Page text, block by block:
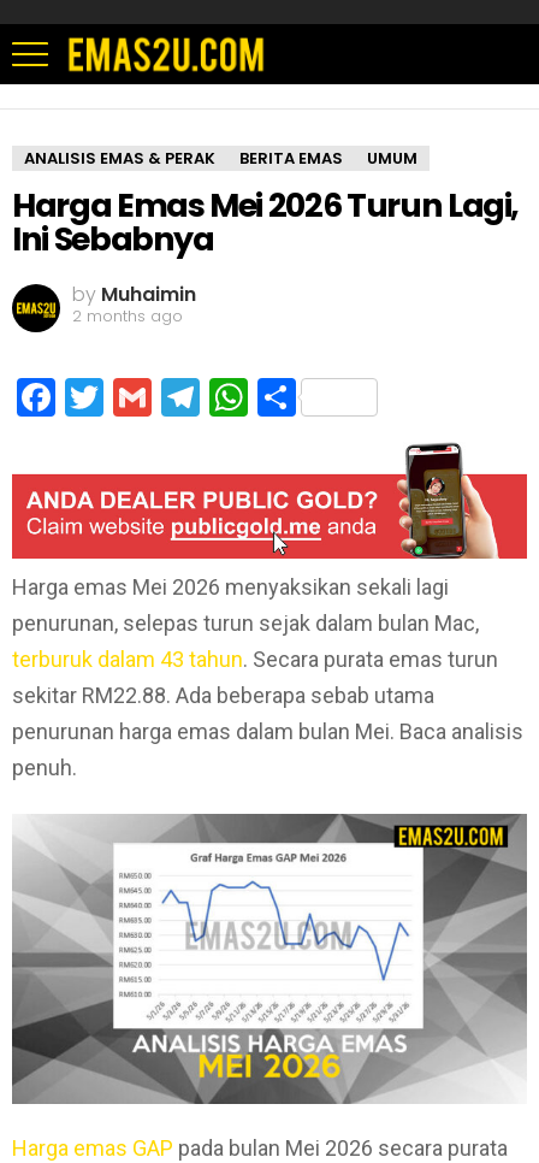
ANALISIS EMAS & PERAK BERITA EMAS UMUM
Harga Emas Mei 2026 Turun Lagi,
Ini Sebabnya
by Muhaimin
2 months ago
Facebook
Twitter
GmailTelegram
WhatsApp
Share
Harga emas Mei 2026 menyaksikan sekali lagi
penurunan, selepas turun sejak dalam bulan Mac,
terburuk dalam 43 tahun. Secara purata emas turun
sekitar RM22.88. Ada beberapa sebab utama
penurunan harga emas dalam bulan Mei. Baca analisis
penuh.
Harga emas GAP pada bulan Mei 2026 secara purata